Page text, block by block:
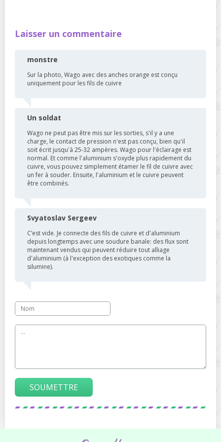
Laisser un commentaire
monstre
Sur la photo, Wago avec des anches orange est conçu
uniquement pour les fils de cuivre
Un soldat
Wago ne peut pas être mis sur les sorties, s'il y a une
charge, le contact de pression n'est pas conçu, bien qu'il
soit écrit jusqu'à 25-32 ampères. Wago pour l'éclairage est
normal. Et comme l'aluminium s'oxyde plus rapidement du
cuivre, vous pouvez simplement étamer le fil de cuivre avec
un fer à souder. Ensuite, l'aluminium et le cuivre peuvent
être combinés.
Svyatoslav Sergeev
C’est vide. Je connecte des fils de cuivre et d'aluminium
depuis longtemps avec une soudure banale: des flux sont
maintenant vendus qui peuvent réduire tout alliage
d'aluminium (à l'exception des exotiques comme la
silumine).
SOUMETTRE